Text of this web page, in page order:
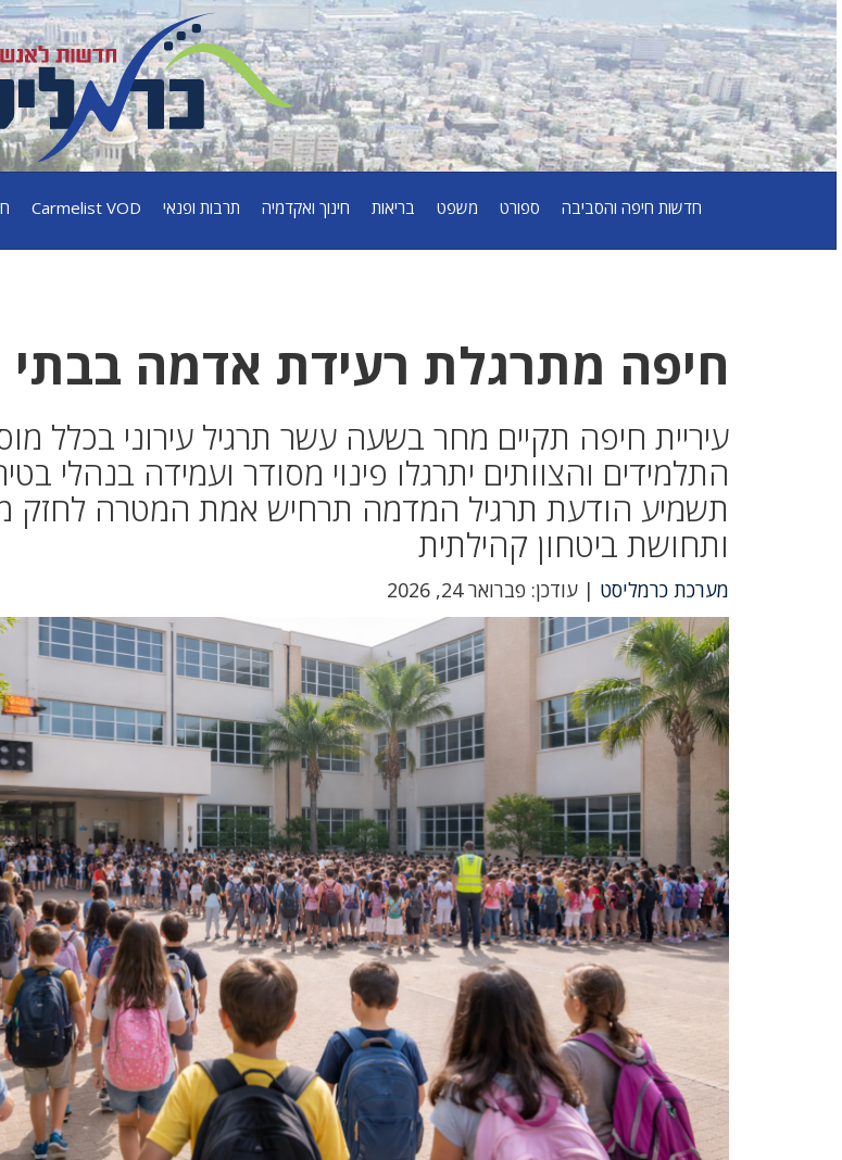
חדשות חיפה והסביבה ספורט משפט בריאות חינוך ואקדמיה תרבות ופנאי Carmelist VOD
חיפה מתרגלת רעידת אדמה
עיריית חיפה תקיים מחר בשעה עשר תרגיל עירוני בכלל
התלמידים והצוותים יתרגלו פינוי מסודר ועמידה בנהלי
תשמיע הודעת תרגיל המדמה תרחיש אמת המטרה לחזק
ותחושת ביטחון קהילתית
מערכת כרמליסט | עודכן: פברואר 24, 2026